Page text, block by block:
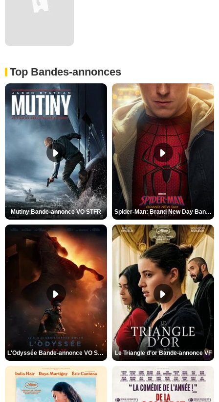
Top Bandes-annonces
Mutiny Bande-annonce VO STFR Spider-Man: Brand New Day Bande-annonce VO STFR
L'Odyssée Bande-annonce VO STFR Le Triangle d'or Bande-annonce VF